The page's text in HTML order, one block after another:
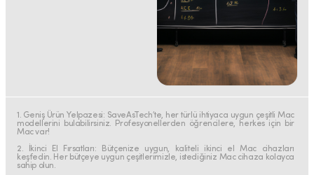
1. Geniş Ürün Yelpazesi: SaveAsTech’te, her türlü ihtiyaca uygun çeşitli Mac
modellerini bulabilirsiniz. Profesyonellerden öğrencilere, herkes için bir
Mac var!
2. İkinci El Fırsatları: Bütçenize uygun, kaliteli ikinci el Mac cihazları
keşfedin. Her bütçeye uygun çeşitlerimizle, istediğiniz Mac cihaza kolayca
sahip olun.